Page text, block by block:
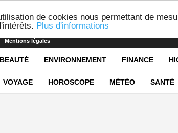
de cookies nous permettant de
Plus d'informations
Mentions légales
BEAUTÉ ENVIRONNEMENT FINANCE
VOYAGE HOROSCOPE MÉTÉO SANTÉ